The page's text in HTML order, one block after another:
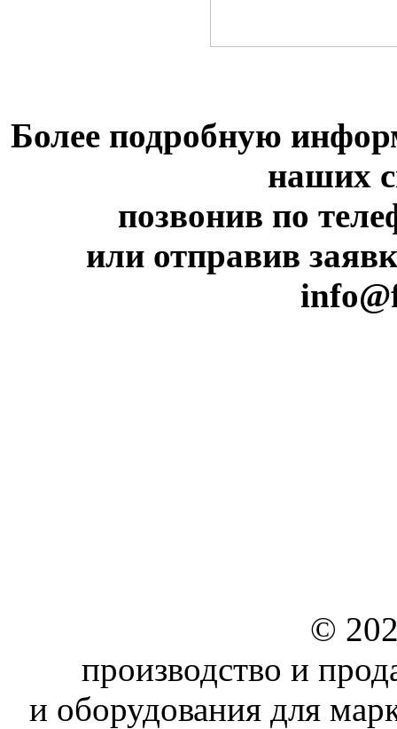
Более подробную
наших
позвонив по
или отправив
©
производство и
и оборудования для